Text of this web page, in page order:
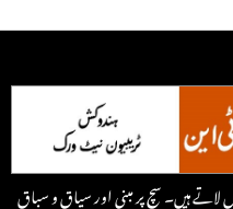
ہیں۔ سچ پر مبنی اور سیاق و سباق